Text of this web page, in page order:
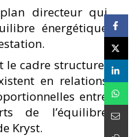
directeur qui
énergétique
le cadre structurel
en relations
entre
de l’équilibre
Kryst.